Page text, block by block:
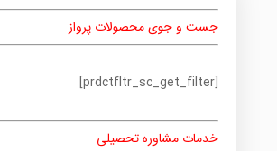
جست و جوی محصولات پرواز
[prdctfltr_sc_get_filter]
خدمات مشاوره تحصیلی